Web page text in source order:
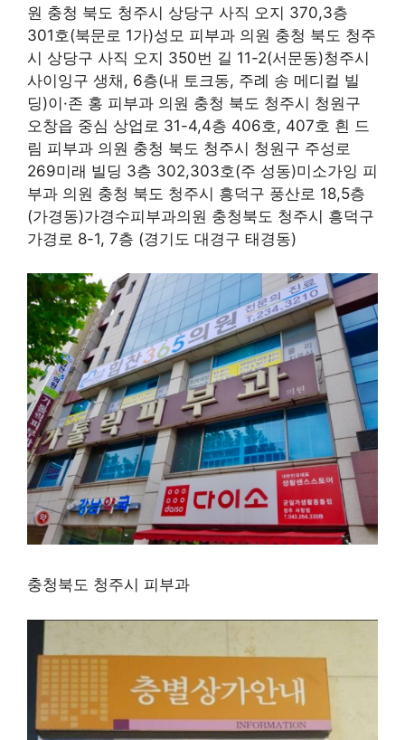
원 충청 북도 청주시 상당구 사직 오지 370,3층
301호(북문로 1가)성모 피부과 의원 충청 북도 청주
시 상당구 사직 오지 350번 길 11-2(서문동)청주시
사이잉구 생채, 6층(내 토크동, 주례 송 메디컬 빌
딩)이·존 홍 피부과 의원 충청 북도 청주시 청원구
오창읍 중심 상업로 31-4,4층 406호, 407호 흰 드
림 피부과 의원 충청 북도 청주시 청원구 주성로
269미래 빌딩 3층 302,303호(주 성동)미소가잉 피
부과 의원 충청 북도 청주시 흥덕구 풍산로 18,5층
(가경동)가경수피부과의원 충청북도 청주시 흥덕구
가경로 8-1, 7층 (경기도 대경구 태경동)
충청북도 청주시 피부과